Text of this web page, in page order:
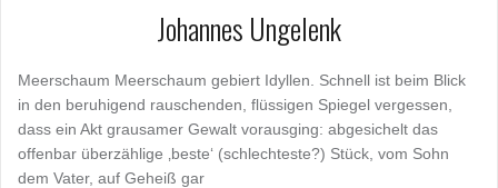
Johannes Ungelenk
Meerschaum Meerschaum gebiert Idyllen. Schnell ist beim Blick
in den beruhigend rauschenden, flüssigen Spiegel vergessen,
dass ein Akt grausamer Gewalt vorausging: abgesichelt das
offenbar überzählige ‚beste‘ (schlechteste?) Stück, vom Sohn
dem Vater, auf Geheiß gar